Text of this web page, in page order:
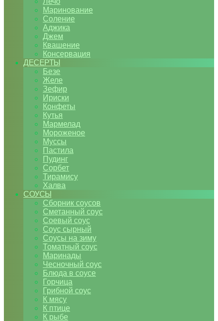
Маринование
Соление
Аджика
Джем
Квашение
Консервация
ДЕСЕРТЫ
Безе
Желе
Зефир
Ириски
Конфеты
Кутья
Мармелад
Мороженое
Муссы
Пастила
Пудинг
Сорбет
Тирамису
Халва
СОУСЫ
Сборник соусов
Сметанный соус
Соевый соус
Соус сырный
Соусы на зиму
Томатный соус
Маринады
Чесночный соус
Блюда в соусе
Горчица
Грибной соус
К мясу
К птице
К рыбе